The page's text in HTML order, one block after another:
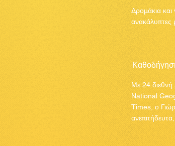
Δρομάκια
ανακάλυπτες
Με 24 διεθνή
National
Times, ο